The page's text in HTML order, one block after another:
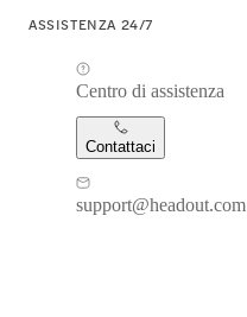
ASSISTENZA 24/7
Centro di assistenza
Contattaci
support@headout.com